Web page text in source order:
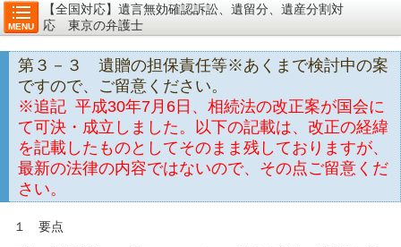
MENU
【全国対応】遺言無効確認訴訟、遺留分、遺産分割対
応 東京の弁護士
第３－３ 遺贈の担保責任等※あくまで検討中の案
ですので、ご留意ください。
※追記 平成30年7月6日、相続法の改正案が国会に
て可決・成立しました。以下の記載は、改正の経緯
を記載したものとしてそのまま残しておりますが、
最新の法律の内容ではないので、その点ご留意くだ
さい。
１ 要点